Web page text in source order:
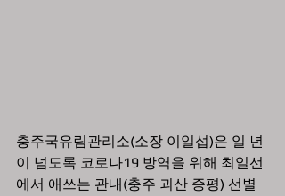
충주국유림관리소(소장 이일섭)은 일 년
이 넘도록 코로나19 방역을 위해 최일선
에서 애쓰는 관내(충주 괴산 증평) 선별